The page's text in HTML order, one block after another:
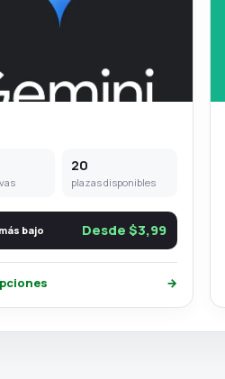
20
plazas disponibles
bajo Desde $3,99
→